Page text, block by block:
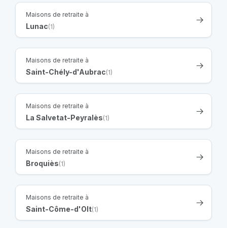
Maisons de retraite à
Lunac(1)
Maisons de retraite à
Saint-Chély-d'Aubrac(1)
Maisons de retraite à
La Salvetat-Peyralès(1)
Maisons de retraite à
Broquiès(1)
Maisons de retraite à
Saint-Côme-d'Olt(1)